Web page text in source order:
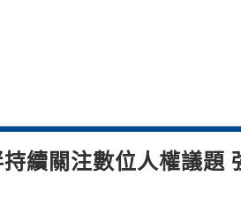
續關注數位人權議題